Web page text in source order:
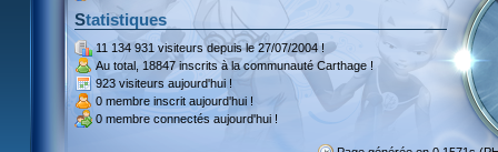
Statistiques
11 134 931 visiteursdepuis le 27/07/2004 !
Au total, 18847 inscritsà la communauté Carthage !
923 visiteurs aujourd'hui !
0 membre inscrit aujourd'hui !
0 membre connectés aujourd'hui !